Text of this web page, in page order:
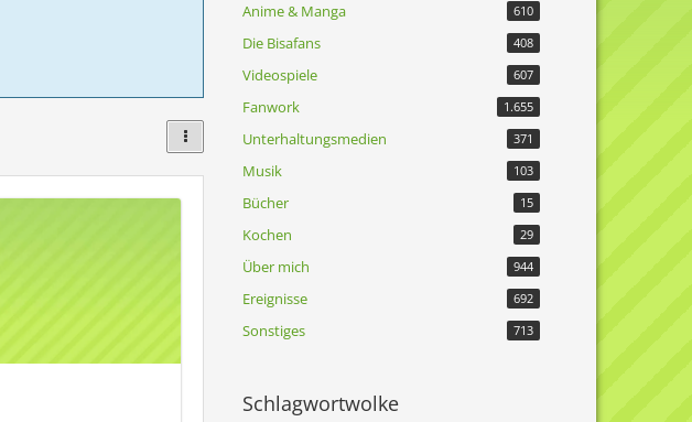
Anime & Manga 610
Die Bisafans 408
Videospiele 607
Fanwork 1.655
Unterhaltungsmedien 371
Musik 103
Bücher 15
Kochen 29
Über mich 944
Ereignisse 692
Sonstiges 713
Schlagwortwolke